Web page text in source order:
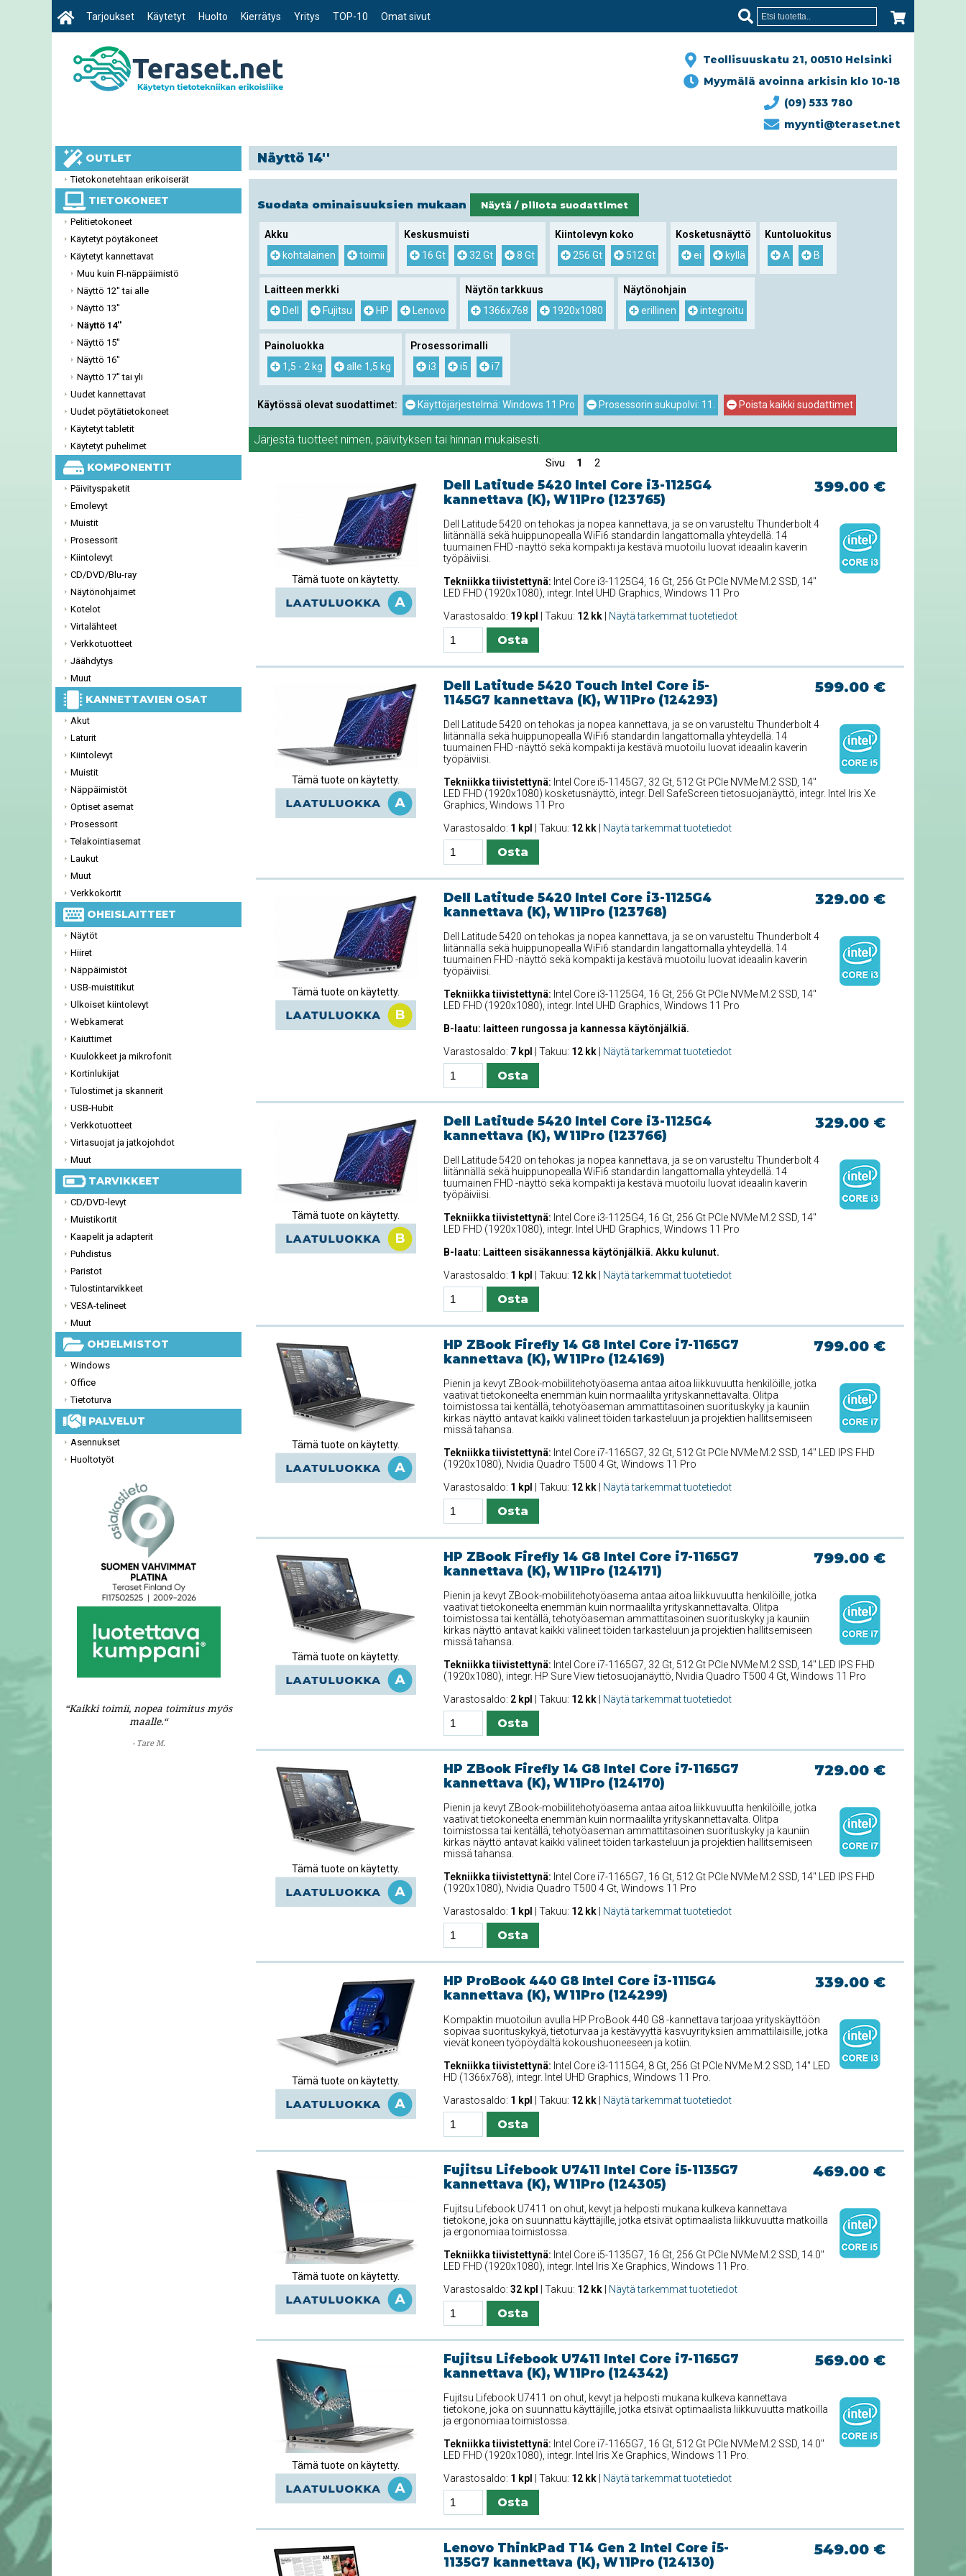
Teollisuuskatu 21, 00510 Helsinki
Myymälä avoinna arkisin klo 10-18
(09) 533 780
myynti@teraset.net
Tarjoukset Käytetyt Huolto Kierrätys Yritys TOP-10 Omat sivut
OUTLET
Tietokonetehtaan erikoiserät
TIETOKONEET
Pelitietokoneet
Käytetyt pöytäkoneet
Käytetyt kannettavat
Muu kuin FI-näppäimistö
Näyttö 12'' tai alle
Näyttö 13''
Näyttö 14''
Näyttö 15''
Näyttö 16''
Näyttö 17'' tai yli
Uudet kannettavat
Uudet pöytätietokoneet
Käytetyt tabletit
Käytetyt puhelimet
KOMPONENTIT
Päivityspaketit
Emolevyt
Muistit
Prosessorit
Kiintolevyt
CD/DVD/Blu-ray
Näytönohjaimet
Kotelot
Virtalähteet
Verkkotuotteet
Jäähdytys
Muut
KANNETTAVIEN OSAT
Akut
Laturit
Kiintolevyt
Muistit
Näppäimistöt
Optiset asemat
Prosessorit
Telakointiasemat
Laukut
Muut
Verkkokortit
OHEISLAITTEET
Näytöt
Hiiret
Näppäimistöt
USB-muistitikut
Ulkoiset kiintolevyt
Webkamerat
Kaiuttimet
Kuulokkeet ja mikrofonit
Kortinlukijat
Tulostimet ja skannerit
USB-Hubit
Verkkotuotteet
Virtasuojat ja jatkojohdot
Muut
TARVIKKEET
CD/DVD-levyt
Muistikortit
Kaapelit ja adapterit
Puhdistus
Paristot
Tulostintarvikkeet
VESA-telineet
Muut
OHJELMISTOT
Windows
Office
Tietoturva
PALVELUT
Asennukset
Huoltotyöt
“Kaikki toimii, nopea toimitus myös
maalle.“
- Tare M.
Näyttö 14''
Suodata ominaisuuksien mukaan Näytä / piilota suodattimet
Akku
kohtalainen
toimii
Keskusmuisti
16 Gt
32 Gt 8 Gt
Kiintolevyn koko
256 Gt
512 Gt
Kosketusnäyttö
ei
kyllä
Kuntoluokitus
A
B
Laitteen merkki
Dell
Fujitsu HP Lenovo
Näytön tarkkuus
1366x768
1920x1080
Näytönohjain
erillinen
integroitu
Painoluokka
1,5 - 2 kg
alle 1,5 kg
Prosessorimalli
i3
i5 i7
Käytössä olevat suodattimet: Käyttöjärjestelmä: Windows 11 Pro Prosessorin sukupolvi: 11. Poista kaikki suodattimet
Järjestä tuotteet nimen, päivityksen tai hinnan mukaisesti.
Sivu 1 2
Tämä tuote on käytetty.
Dell Latitude 5420 Intel Core i3-1125G4
kannettava (K), W11Pro (123765)
399.00 €
Dell Latitude 5420 on tehokas ja nopea kannettava, ja se on varusteltu Thunderbolt 4
liitännällä sekä huippunopealla WiFi6 standardin langattomalla yhteydellä. 14
tuumainen FHD -näyttö sekä kompakti ja kestävä muotoilu luovat ideaalin kaverin
työpäiviisi.
Tekniikka tiivistettynä: Intel Core i3-1125G4, 16 Gt, 256 Gt PCIe NVMe M.2 SSD, 14''
LED FHD (1920x1080), integr. Intel UHD Graphics, Windows 11 Pro
Varastosaldo: 19 kpl | Takuu: 12 kk| Näytä tarkemmat tuotetiedot
Tämä tuote on käytetty.
Dell Latitude 5420 Touch Intel Core i5-
1145G7 kannettava (K), W11Pro (124293)
599.00 €
Dell Latitude 5420 on tehokas ja nopea kannettava, ja se on varusteltu Thunderbolt 4
liitännällä sekä huippunopealla WiFi6 standardin langattomalla yhteydellä. 14
tuumainen FHD -näyttö sekä kompakti ja kestävä muotoilu luovat ideaalin kaverin
työpäiviisi.
Tekniikka tiivistettynä: Intel Core i5-1145G7, 32 Gt, 512 Gt PCIe NVMe M.2 SSD, 14''
LED FHD (1920x1080) kosketusnäyttö, integr. Dell SafeScreen tietosuojanäyttö, integr. Intel Iris Xe
Graphics, Windows 11 Pro
Varastosaldo: 1 kpl | Takuu: 12 kk| Näytä tarkemmat tuotetiedot
Tämä tuote on käytetty.
Dell Latitude 5420 Intel Core i3-1125G4
kannettava (K), W11Pro (123768)
329.00 €
Dell Latitude 5420 on tehokas ja nopea kannettava, ja se on varusteltu Thunderbolt 4
liitännällä sekä huippunopealla WiFi6 standardin langattomalla yhteydellä. 14
tuumainen FHD -näyttö sekä kompakti ja kestävä muotoilu luovat ideaalin kaverin
työpäiviisi.
Tekniikka tiivistettynä: Intel Core i3-1125G4, 16 Gt, 256 Gt PCIe NVMe M.2 SSD, 14''
LED FHD (1920x1080), integr. Intel UHD Graphics, Windows 11 Pro
B-laatu: laitteen rungossa ja kannessa käytönjälkiä.
Varastosaldo: 7 kpl | Takuu: 12 kk| Näytä tarkemmat tuotetiedot
Tämä tuote on käytetty.
Dell Latitude 5420 Intel Core i3-1125G4
kannettava (K), W11Pro (123766)
329.00 €
Dell Latitude 5420 on tehokas ja nopea kannettava, ja se on varusteltu Thunderbolt 4
liitännällä sekä huippunopealla WiFi6 standardin langattomalla yhteydellä. 14
tuumainen FHD -näyttö sekä kompakti ja kestävä muotoilu luovat ideaalin kaverin
työpäiviisi.
Tekniikka tiivistettynä: Intel Core i3-1125G4, 16 Gt, 256 Gt PCIe NVMe M.2 SSD, 14''
LED FHD (1920x1080), integr. Intel UHD Graphics, Windows 11 Pro
B-laatu: Laitteen sisäkannessa käytönjälkiä. Akku kulunut.
Varastosaldo: 1 kpl | Takuu: 12 kk| Näytä tarkemmat tuotetiedot
Tämä tuote on käytetty.
HP ZBook Firefly 14 G8 Intel Core i7-1165G7
kannettava (K), W11Pro (124169)
799.00 €
Pienin ja kevyt ZBook-mobiilitehotyöasema antaa aitoa liikkuvuutta henkilöille, jotka
vaativat tietokoneelta enemmän kuin normaalilta yrityskannettavalta. Olitpa
toimistossa tai kentällä, tehotyöaseman ammattitasoinen suorituskyky ja kauniin
kirkas näyttö antavat kaikki välineet töiden tarkasteluun ja projektien hallitsemiseen
missä tahansa.
Tekniikka tiivistettynä: Intel Core i7-1165G7, 32 Gt, 512 Gt PCIe NVMe M.2 SSD, 14'' LED IPS FHD
(1920x1080), Nvidia Quadro T500 4 Gt, Windows 11 Pro
Varastosaldo: 1 kpl | Takuu: 12 kk| Näytä tarkemmat tuotetiedot
Tämä tuote on käytetty.
HP ZBook Firefly 14 G8 Intel Core i7-1165G7
kannettava (K), W11Pro (124171)
799.00 €
Pienin ja kevyt ZBook-mobiilitehotyöasema antaa aitoa liikkuvuutta henkilöille, jotka
vaativat tietokoneelta enemmän kuin normaalilta yrityskannettavalta. Olitpa
toimistossa tai kentällä, tehotyöaseman ammattitasoinen suorituskyky ja kauniin
kirkas näyttö antavat kaikki välineet töiden tarkasteluun ja projektien hallitsemiseen
missä tahansa.
Tekniikka tiivistettynä: Intel Core i7-1165G7, 32 Gt, 512 Gt PCIe NVMe M.2 SSD, 14'' LED IPS FHD
(1920x1080), integr. HP Sure View tietosuojanäyttö, Nvidia Quadro T500 4 Gt, Windows 11 Pro
Varastosaldo: 2 kpl | Takuu: 12 kk| Näytä tarkemmat tuotetiedot
Tämä tuote on käytetty.
HP ZBook Firefly 14 G8 Intel Core i7-1165G7
kannettava (K), W11Pro (124170)
729.00 €
Pienin ja kevyt ZBook-mobiilitehotyöasema antaa aitoa liikkuvuutta henkilöille, jotka
vaativat tietokoneelta enemmän kuin normaalilta yrityskannettavalta. Olitpa
toimistossa tai kentällä, tehotyöaseman ammattitasoinen suorituskyky ja kauniin
kirkas näyttö antavat kaikki välineet töiden tarkasteluun ja projektien hallitsemiseen
missä tahansa.
Tekniikka tiivistettynä: Intel Core i7-1165G7, 16 Gt, 512 Gt PCIe NVMe M.2 SSD, 14'' LED IPS FHD
(1920x1080), Nvidia Quadro T500 4 Gt, Windows 11 Pro
Varastosaldo: 1 kpl | Takuu: 12 kk| Näytä tarkemmat tuotetiedot
Tämä tuote on käytetty.
HP ProBook 440 G8 Intel Core i3-1115G4
kannettava (K), W11Pro (124299)
339.00 €
Kompaktin muotoilun avulla HP ProBook 440 G8 -kannettava tarjoaa yrityskäyttöön
sopivaa suorituskykyä, tietoturvaa ja kestävyyttä kasvuyrityksien ammattilaisille, jotka
vievät koneen työpöydältä kokoushuoneeseen ja kotiin.
Tekniikka tiivistettynä: Intel Core i3-1115G4, 8 Gt, 256 Gt PCIe NVMe M.2 SSD, 14'' LED
HD (1366x768), integr. Intel UHD Graphics, Windows 11 Pro.
Varastosaldo: 1 kpl | Takuu: 12 kk| Näytä tarkemmat tuotetiedot
Tämä tuote on käytetty.
Fujitsu Lifebook U7411 Intel Core i5-1135G7
kannettava (K), W11Pro (124305)
469.00 €
Fujitsu Lifebook U7411 on ohut, kevyt ja helposti mukana kulkeva kannettava
tietokone, joka on suunnattu käyttäjille, jotka etsivät optimaalista liikkuvuutta matkoilla
ja ergonomiaa toimistossa.
Tekniikka tiivistettynä: Intel Core i5-1135G7, 16 Gt, 256 Gt PCIe NVMe M.2 SSD, 14.0''
LED FHD (1920x1080), integr. Intel Iris Xe Graphics, Windows 11 Pro.
Varastosaldo: 32 kpl | Takuu: 12 kk| Näytä tarkemmat tuotetiedot
Tämä tuote on käytetty.
Fujitsu Lifebook U7411 Intel Core i7-1165G7
kannettava (K), W11Pro (124342)
569.00 €
Fujitsu Lifebook U7411 on ohut, kevyt ja helposti mukana kulkeva kannettava
tietokone, joka on suunnattu käyttäjille, jotka etsivät optimaalista liikkuvuutta matkoilla
ja ergonomiaa toimistossa.
Tekniikka tiivistettynä: Intel Core i7-1165G7, 16 Gt, 512 Gt PCIe NVMe M.2 SSD, 14.0''
LED FHD (1920x1080), integr. Intel Iris Xe Graphics, Windows 11 Pro.
Varastosaldo: 1 kpl | Takuu: 12 kk| Näytä tarkemmat tuotetiedot
Lenovo ThinkPad T14 Gen 2 Intel Core i5-
1135G7 kannettava (K), W11Pro (124130)
549.00 €